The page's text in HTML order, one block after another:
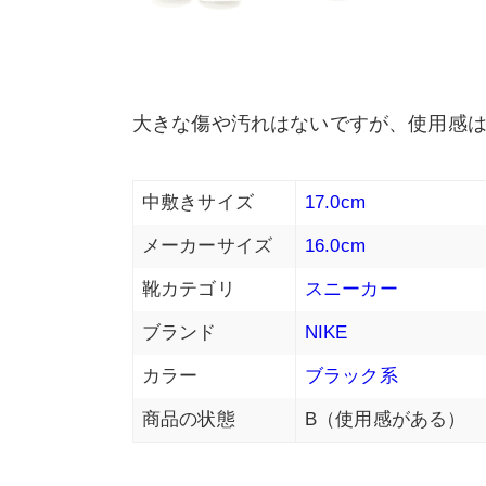
大きな傷や汚れはないですが、使用感
中敷きサイズ 17.0cm
メーカーサイズ 16.0cm
靴カテゴリ スニーカー
ブランド NIKE
カラー ブラック系
商品の状態 B（使用感がある）